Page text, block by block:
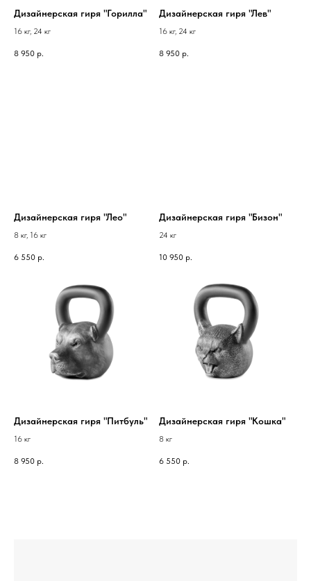
Дизайнерская гиря "Горилла"
16 кг, 24 кг
8 950 р.
Дизайнерская гиря "Лев"
16 кг, 24 кг
8 950 р.
Дизайнерская гиря "Лео"
8 кг, 16 кг
6 550 р.
Дизайнерская гиря "Бизон"
24 кг
10 950 р.
Дизайнерская гиря "Питбуль"
16 кг
8 950 р.
Дизайнерская гиря "Кошка"
8 кг
6 550 р.